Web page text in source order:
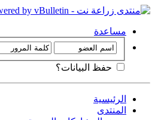
مساعدة
حفظ البيانات؟
الرئيسية
المنتدى